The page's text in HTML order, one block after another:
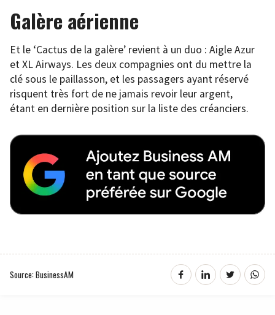
Galère aérienne
Et le ‘Cactus de la galère’ revient à un duo : Aigle Azur
et XL Airways. Les deux compagnies ont du mettre la
clé sous le paillasson, et les passagers ayant réservé
risquent très fort de ne jamais revoir leur argent,
étant en dernière position sur la liste des créanciers.
Source: BusinessAM